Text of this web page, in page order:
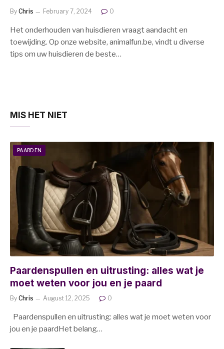
By Chris February 7, 2024 0
Het onderhouden van huisdieren vraagt aandacht en
toewijding. Op onze website, animalfun.be, vindt u diverse
tips om uw huisdieren de beste…
MIS HET NIET
PAARDEN
Paardenspullen en uitrusting: alles wat je
moet weten voor jou en je paard
By Chris August 12, 2025 0
Paardenspullen en uitrusting: alles wat je moet weten voor
jou en je paardHet belang…